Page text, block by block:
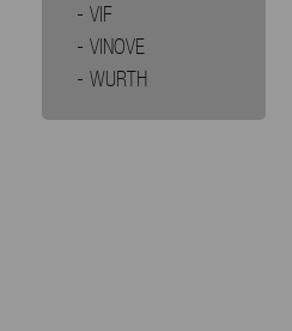
VIF
VINOVE
WURTH